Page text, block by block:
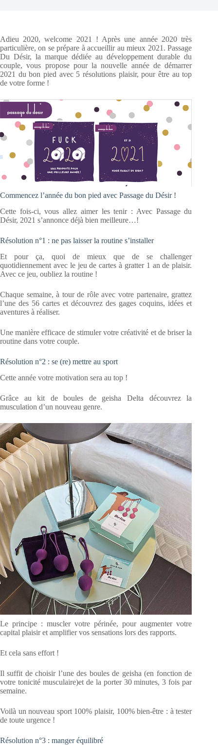
Adieu 2020, welcome 2021 ! Après une année 2020 très
particulière, on se prépare à accueillir au mieux 2021. Passage
Du Désir, la marque dédiée au développement durable du
couple, vous propose pour la nouvelle année de démarrer
2021 du bon pied avec 5 résolutions plaisir, pour être au top
de votre forme !
Commencez l’année du bon pied avec Passage du Désir !
Cette fois-ci, vous allez aimer les tenir : Avec Passage du
Désir, 2021 s’annonce déjà bien meilleure…!
Résolution n°1 : ne pas laisser la routine s’installer
Et pour ça, quoi de mieux que de se challenger
quotidiennement avec le jeu de cartes à gratter 1 an de plaisir.
Avec ce jeu, oubliez la routine !
Chaque semaine, à tour de rôle avec votre partenaire, grattez
l’une des 56 cartes et découvrez des gages coquins, idées et
aventures à réaliser.
Une manière efficace de stimuler votre créativité et de briser la
routine dans votre couple.
Résolution n°2 : se (re) mettre au sport
Cette année votre motivation sera au top !
Grâce au kit de boules de geisha Delta découvrez la
musculation d’un nouveau genre.
Le principe : muscler votre périnée, pour augmenter votre
capital plaisir et amplifier vos sensations lors des rapports.
Et cela sans effort !
Il suffit de choisir l’une des boules de geisha (en fonction de
votre tonicité musculaire)et de la porter 30 minutes, 3 fois par
semaine.
Voilà un nouveau sport 100% plaisir, 100% bien-être : à tester
de toute urgence !
Résolution n°3 : manger équilibré